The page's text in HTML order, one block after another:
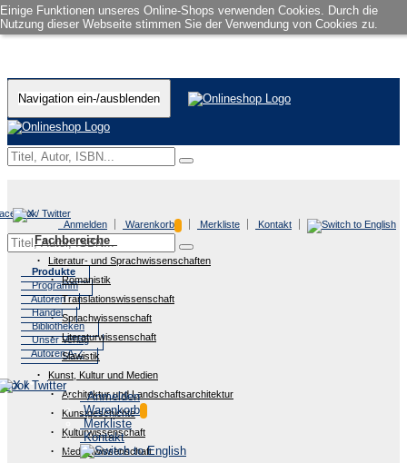
Einige Funktionen unseres Online-Shops verwenden Cookies. Durch die
Nutzung dieser Webseite stimmen Sie der Verwendung von Cookies zu.
Navigation ein-/ausblenden
Anmelden Warenkorb Merkliste Kontakt
Produkte
Programm
Autoren
Handel
Bibliotheken
Unser Verlag
Autoren A-Z
Anmelden
Warenkorb
Merkliste
Kontakt
Fachbereiche
Literatur- und Sprachwissenschaften
Romanistik
Translationswissenschaft
Sprachwissenschaft
Literaturwissenschaft
Slawistik
Kunst, Kultur und Medien
Architektur und Landschaftsarchitektur
Kunstgeschichte
Kulturwissenschaft
Medienwissenschaft